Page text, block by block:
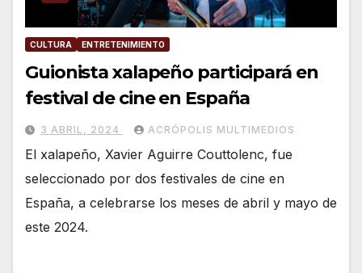
CULTURA ENTRETENIMIENTO
Guionista xalapeño participará en
festival de cine en España
3 ABRIL, 2024 ACRÓPOLIS MULTIMEDIOS
El xalapeño, Xavier Aguirre Couttolenc, fue
seleccionado por dos festivales de cine en
España, a celebrarse los meses de abril y mayo de
este 2024.